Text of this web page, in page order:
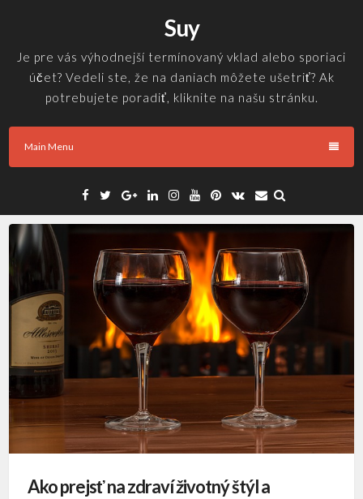
content
Suy
Je pre vás výhodnejší termínovaný vklad alebo sporiaci
účet? Vedeli ste, že na daniach môžete ušetriť? Ak
potrebujete poradiť, kliknite na našu stránku.
Main Menu
Facebook
TwitterGoogleLinkedinInstagramYouTube
Pinterest
VK Email
Ako prejsť na zdraví životný štýl a